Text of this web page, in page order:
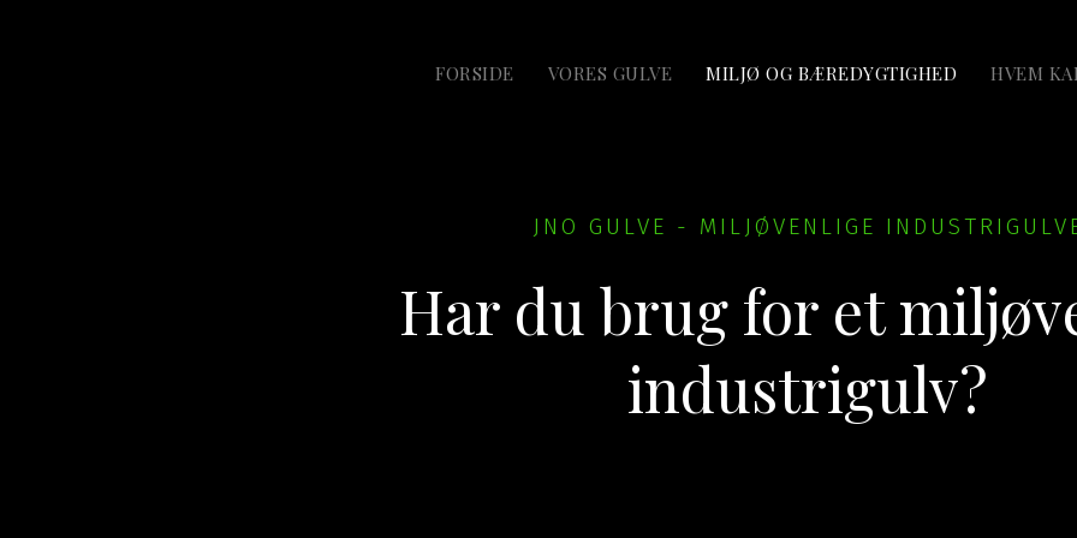
FORSIDE VORES GULVE MILJØ OG BÆREDYGTIGHED HVEM
JNO GULVE - MILJØVENLIGE
Har du brug for et
industrigulv?